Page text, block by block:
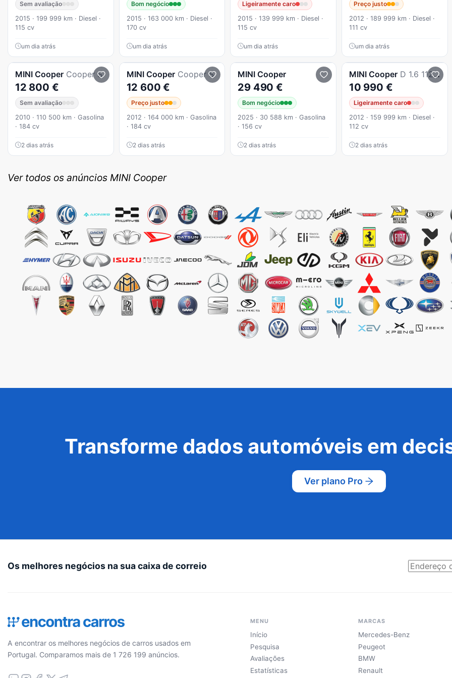
Sem avaliação
2015 · 199 999 km · Diesel ·
115 cv
um dia atrás
Bom negócio
2015 · 163 000 km · Diesel ·
170 cv
um dia atrás
Ligeiramente caro
2015 · 139 999 km · Diesel ·
115 cv
um dia atrás
Preço justo
2012 · 189 999 km · Diesel ·
111 cv
um dia atrás
MINI Cooper Cooper S
12 800 €
Sem avaliação
2010 · 110 500 km · Gasolina
· 184 cv
2 dias atrás
MINI Cooper Cooper S
12 600 €
Preço justo
2012 · 164 000 km · Gasolina
· 184 cv
2 dias atrás
MINI Cooper
29 490 €
Bom negócio
2025 · 30 588 km · Gasolina
· 156 cv
2 dias atrás
MINI Cooper D 1.6 112 CV Full Extras
10 990 €
Ligeiramente caro
2012 · 159 999 km · Diesel ·
112 cv
2 dias atrás
Ver todos os anúncios MINI Cooper
Transforme dados automóveis em
Ver plano Pro
Os melhores negócios na sua caixa de correio
A encontrar os melhores negócios de carros usados em
Portugal. Comparamos mais de 1 726 199 anúncios.
MENU
Início
Pesquisa
Avaliações
Estatísticas
MARCAS
Mercedes-Benz
Peugeot
BMW
Renault